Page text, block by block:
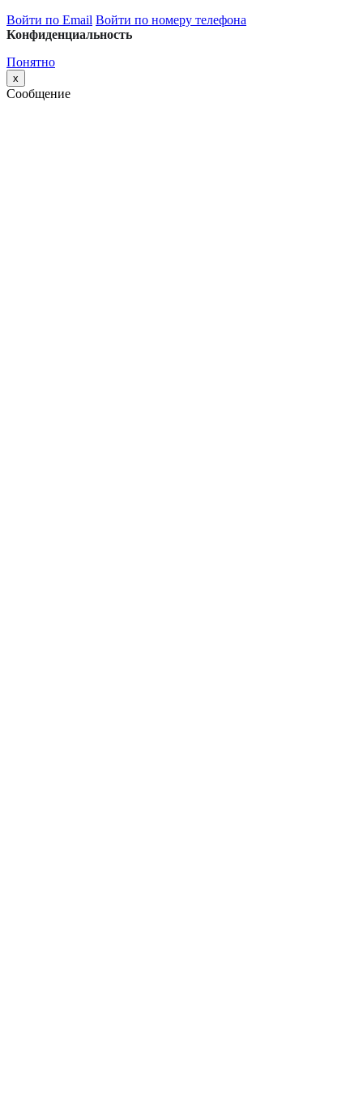
Войти по Email Войти по номеру телефона
Конфиденциальность
Понятно
x
Сообщение